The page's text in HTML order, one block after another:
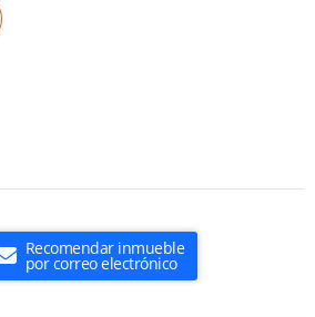
Recomendar inmueble
por correo electrónico